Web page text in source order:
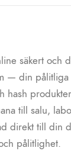
säkert och
— din pålitliga
hash
till salu,
direkt till din
pålitlighet.